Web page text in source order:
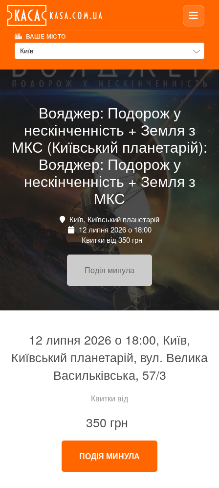
ВАШЕ МІСТО
Київ
Вояджер: Подорож у
нескінченність + Земля з
МКС (Київський планетарій):
Вояджер: Подорож у
нескінченність + Земля з
МКС
Київ, Київський планетарій
12 липня 2026 о 18:00
Квитки від 350 грн
Подія минула
12 липня 2026 о 18:00, Київ,
Київський планетарій, вул. Велика
Васильківська, 57/3
Квитки від
350 грн
ПОДІЯ МИНУЛА